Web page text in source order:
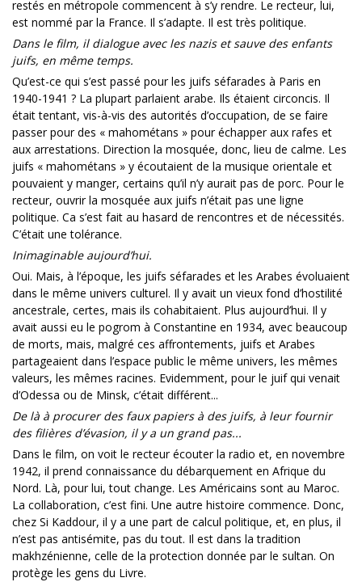
restés en métropole commencent à s’y rendre. Le recteur, lui,
est nommé par la France. Il s’adapte. Il est très politique.
Dans le film, il dialogue avec les nazis et sauve des enfants
juifs, en même temps.
Qu’est-ce qui s’est passé pour les juifs séfarades à Paris en
1940-1941 ? La plupart parlaient arabe. Ils étaient circoncis. Il
était tentant, vis-à-vis des autorités d’occupation, de se faire
passer pour des « mahométans » pour échapper aux rafes et
aux arrestations. Direction la mosquée, donc, lieu de calme. Les
juifs « mahométans » y écoutaient de la musique orientale et
pouvaient y manger, certains qu’il n’y aurait pas de porc. Pour le
recteur, ouvrir la mosquée aux juifs n’était pas une ligne
politique. Ca s’est fait au hasard de rencontres et de nécessités.
C’était une tolérance.
Inimaginable aujourd’hui.
Oui. Mais, à l’époque, les juifs séfarades et les Arabes évoluaient
dans le même univers culturel. Il y avait un vieux fond d’hostilité
ancestrale, certes, mais ils cohabitaient. Plus aujourd’hui. Il y
avait aussi eu le pogrom à Constantine en 1934, avec beaucoup
de morts, mais, malgré ces affrontements, juifs et Arabes
partageaient dans l’espace public le même univers, les mêmes
valeurs, les mêmes racines. Evidemment, pour le juif qui venait
d’Odessa ou de Minsk, c’était différent...
De là à procurer des faux papiers à des juifs, à leur fournir
des filières d’évasion, il y a un grand pas...
Dans le film, on voit le recteur écouter la radio et, en novembre
1942, il prend connaissance du débarquement en Afrique du
Nord. Là, pour lui, tout change. Les Américains sont au Maroc.
La collaboration, c’est fini. Une autre histoire commence. Donc,
chez Si Kaddour, il y a une part de calcul politique, et, en plus, il
n’est pas antisémite, pas du tout. Il est dans la tradition
makhzénienne, celle de la protection donnée par le sultan. On
protège les gens du Livre.